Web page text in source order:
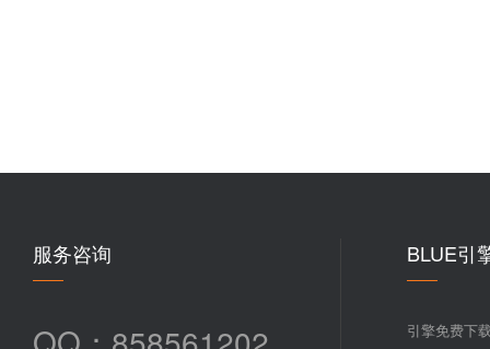
服务咨询 BLUE引
引擎免费下